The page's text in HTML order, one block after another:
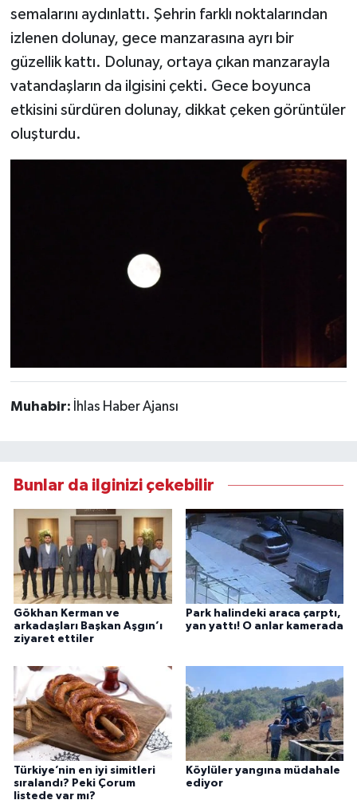
semalarını aydınlattı. Şehrin farklı noktalarından
izlenen dolunay, gece manzarasına ayrı bir
güzellik kattı. Dolunay, ortaya çıkan manzarayla
vatandaşların da ilgisini çekti. Gece boyunca
etkisini sürdüren dolunay, dikkat çeken görüntüler
oluşturdu.
Muhabir: İhlas Haber Ajansı
Bunlar da ilginizi çekebilir
Gökhan Kerman ve
arkadaşları Başkan Aşgın’ı
ziyaret ettiler
Park halindeki araca çarptı,
yan yattı! O anlar kamerada
Türkiye’nin en iyi simitleri
sıralandı? Peki Çorum
listede var mı?
Köylüler yangına müdahale
ediyor
Uğurludağ
Sağlık